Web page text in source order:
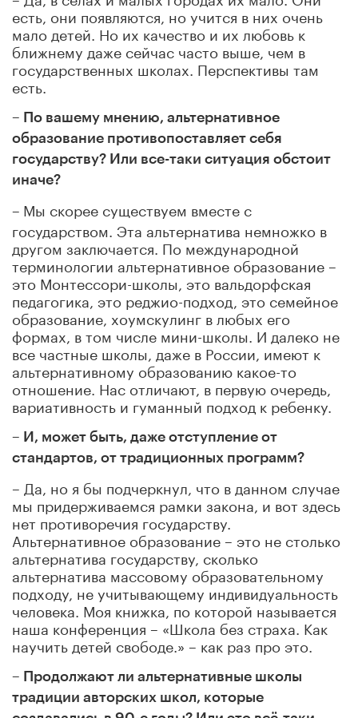
есть, они появляются, но учится в них очень
мало детей. Но их качество и их любовь к
ближнему даже сейчас часто выше, чем в
государственных школах. Перспективы там
есть.
– По вашему мнению, альтернативное
образование противопоставляет себя
государству? Или все-таки ситуация обстоит
иначе?
– Мы скорее существуем вместе с
государством. Эта альтернатива немножко в
другом заключается. По международной
терминологии альтернативное образование –
это Монтессори-школы, это вальдорфская
педагогика, это реджио-подход, это семейное
образование, хоумскулинг в любых его
формах, в том числе мини-школы. И далеко не
все частные школы, даже в России, имеют к
альтернативному образованию какое-то
отношение. Нас отличают, в первую очередь,
вариативность и гуманный подход к ребенку.
– И, может быть, даже отступление от
стандартов, от традиционных программ?
– Да, но я бы подчеркнул, что в данном случае
мы придерживаемся рамки закона, и вот здесь
нет противоречия государству.
Альтернативное образование – это не столько
альтернатива государству, сколько
альтернатива массовому образовательному
подходу, не учитывающему индивидуальность
человека. Моя книжка, по которой называется
наша конференция – «Школа без страха. Как
научить детей свободе.» – как раз про это.
– Продолжают ли альтернативные школы
традиции авторских школ, которые